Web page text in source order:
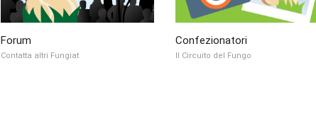
Forum
Contatta altri Fungiat
Confezionatori
Il Circuito del Fungo